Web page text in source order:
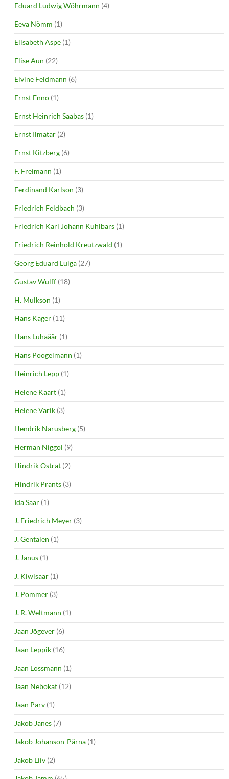
Eduard Ludwig Wöhrmann (4)
Eeva Nõmm (1)
Elisabeth Aspe (1)
Elise Aun (22)
Elvine Feldmann (6)
Ernst Enno (1)
Ernst Heinrich Saabas (1)
Ernst Ilmatar (2)
Ernst Kitzberg (6)
F. Freimann (1)
Ferdinand Karlson (3)
Friedrich Feldbach (3)
Friedrich Karl Johann Kuhlbars (1)
Friedrich Reinhold Kreutzwald (1)
Georg Eduard Luiga (27)
Gustav Wulff (18)
H. Mulkson (1)
Hans Käger (11)
Hans Luhaäär (1)
Hans Pöögelmann (1)
Heinrich Lepp (1)
Helene Kaart (1)
Helene Varik (3)
Hendrik Narusberg (5)
Herman Niggol (9)
Hindrik Ostrat (2)
Hindrik Prants (3)
Ida Saar (1)
J. Friedrich Meyer (3)
J. Gentalen (1)
J. Janus (1)
J. Kiwisaar (1)
J. Pommer (3)
J. R. Weltmann (1)
Jaan Jõgever (6)
Jaan Leppik (16)
Jaan Lossmann (1)
Jaan Nebokat (12)
Jaan Parv (1)
Jakob Jänes (7)
Jakob Johanson-Pärna (1)
Jakob Liiv (2)